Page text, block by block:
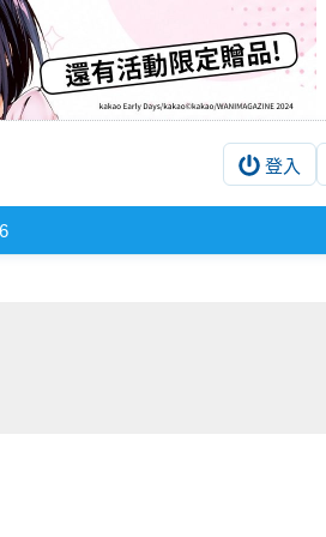
登入